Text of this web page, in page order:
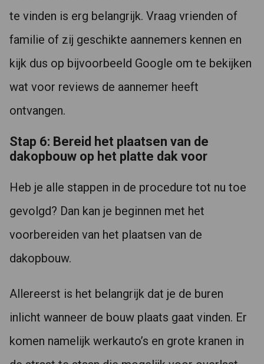
te vinden is erg belangrijk. Vraag vrienden of
familie of zij geschikte aannemers kennen en
kijk dus op bijvoorbeeld Google om te bekijken
wat voor reviews de aannemer heeft
ontvangen.
Stap 6: Bereid het plaatsen van de
dakopbouw op het platte dak voor
Heb je alle stappen in de procedure tot nu toe
gevolgd? Dan kan je beginnen met het
voorbereiden van het plaatsen van de
dakopbouw.
Allereerst is het belangrijk dat je de buren
inlicht wanneer de bouw plaats gaat vinden. Er
komen namelijk werkauto’s en grote kranen in